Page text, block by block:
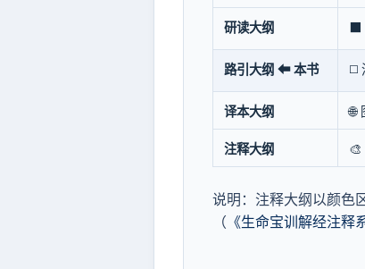
研读大纲 ⬛
路引大纲 ⬅ 本书 ◻️
译本大纲 🌐
注释大纲 🎨
说明：注释大纲以颜
（ 《生命宝训解经注释